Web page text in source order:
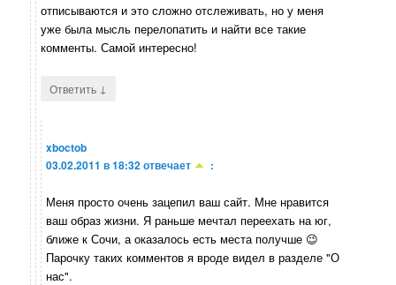
отписываются и это сложно отслеживать, но у меня
уже была мысль перелопатить и найти все такие
комменты. Самой интересно!
Ответить ↓
xboctob
03.02.2011 в 18:32отвечает :
Меня просто очень зацепил ваш сайт. Мне нравится
ваш образ жизни. Я раньше мечтал переехать на юг,
ближе к Сочи, а оказалось есть места получше 😉
Парочку таких комментов я вроде видел в разделе "О
нас".